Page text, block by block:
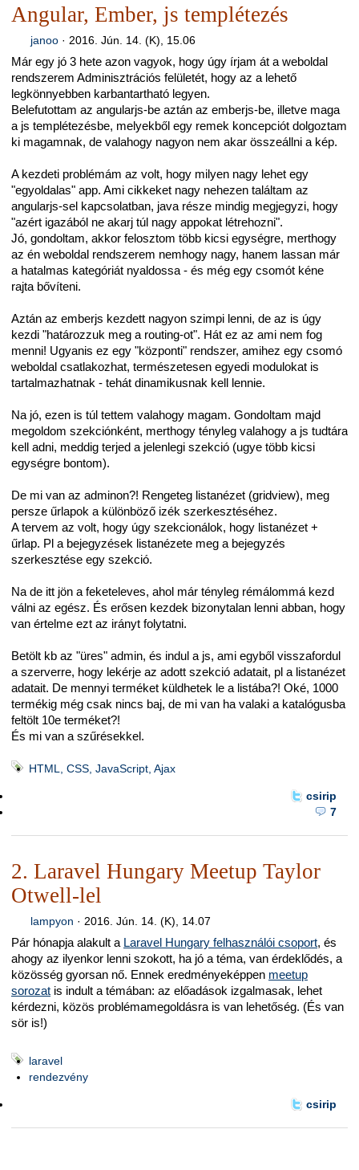
Angular, Ember, js templétezés
janoo· 2016. Jún. 14. (K), 15.06
Már egy jó 3 hete azon vagyok, hogy úgy írjam át a weboldal
rendszerem Adminisztrációs felületét, hogy az a lehető
legkönnyebben karbantartható legyen.
Belefutottam az angularjs-be aztán az emberjs-be, illetve maga
a js templétezésbe, melyekből egy remek koncepciót dolgoztam
ki magamnak, de valahogy nagyon nem akar összeállni a kép.
A kezdeti problémám az volt, hogy milyen nagy lehet egy
"egyoldalas" app. Ami cikkeket nagy nehezen találtam az
angularjs-sel kapcsolatban, java része mindig megjegyzi, hogy
"azért igazából ne akarj túl nagy appokat létrehozni".
Jó, gondoltam, akkor felosztom több kicsi egységre, merthogy
az én weboldal rendszerem nemhogy nagy, hanem lassan már
a hatalmas kategóriát nyaldossa - és még egy csomót kéne
rajta bővíteni.
Aztán az emberjs kezdett nagyon szimpi lenni, de az is úgy
kezdi "határozzuk meg a routing-ot". Hát ez az ami nem fog
menni! Ugyanis ez egy "központi" rendszer, amihez egy csomó
weboldal csatlakozhat, természetesen egyedi modulokat is
tartalmazhatnak - tehát dinamikusnak kell lennie.
Na jó, ezen is túl tettem valahogy magam. Gondoltam majd
megoldom szekciónként, merthogy tényleg valahogy a js tudtára
kell adni, meddig terjed a jelenlegi szekció (ugye több kicsi
egységre bontom).
De mi van az adminon?! Rengeteg listanézet (gridview), meg
persze űrlapok a különböző izék szerkesztéséhez.
A tervem az volt, hogy úgy szekcionálok, hogy listanézet +
űrlap. Pl a bejegyzések listanézete meg a bejegyzés
szerkesztése egy szekció.
Na de itt jön a feketeleves, ahol már tényleg rémálommá kezd
válni az egész. És erősen kezdek bizonytalan lenni abban, hogy
van értelme ezt az irányt folytatni.
Betölt kb az "üres" admin, és indul a js, ami egyből visszafordul
a szerverre, hogy lekérje az adott szekció adatait, pl a listanézet
adatait. De mennyi terméket küldhetek le a listába?! Oké, 1000
termékig még csak nincs baj, de mi van ha valaki a katalógusba
feltölt 10e terméket?!
És mi van a szűrésekkel.
HTML, CSS, JavaScript, Ajax
csirip
7
2. Laravel Hungary Meetup Taylor
Otwell-lel
lampyon · 2016. Jún. 14. (K), 14.07
Pár hónapja alakult a Laravel Hungary felhasználói csoport, és
ahogy az ilyenkor lenni szokott, ha jó a téma, van érdeklődés, a
közösség gyorsan nő. Ennek eredményeképpen meetup
sorozat is indult a témában: az előadások izgalmasak, lehet
kérdezni, közös problémamegoldásra is van lehetőség. (És van
sör is!)
laravel
rendezvény
csirip